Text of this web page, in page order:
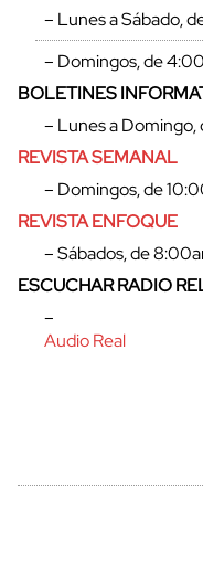
– Lunes a Sábado,
– Domingos, de
BOLETINES
– Lunes a
REVISTA SEMANAL
– Domingos, de
REVISTA ENFOQUE
– Sábados, de
ESCUCHAR RADIO
–
Audio Real